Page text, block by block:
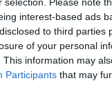
interest-based ads
to third parties
of your personal
This information may
Participants that may
* Les prix
* Les prix
Description